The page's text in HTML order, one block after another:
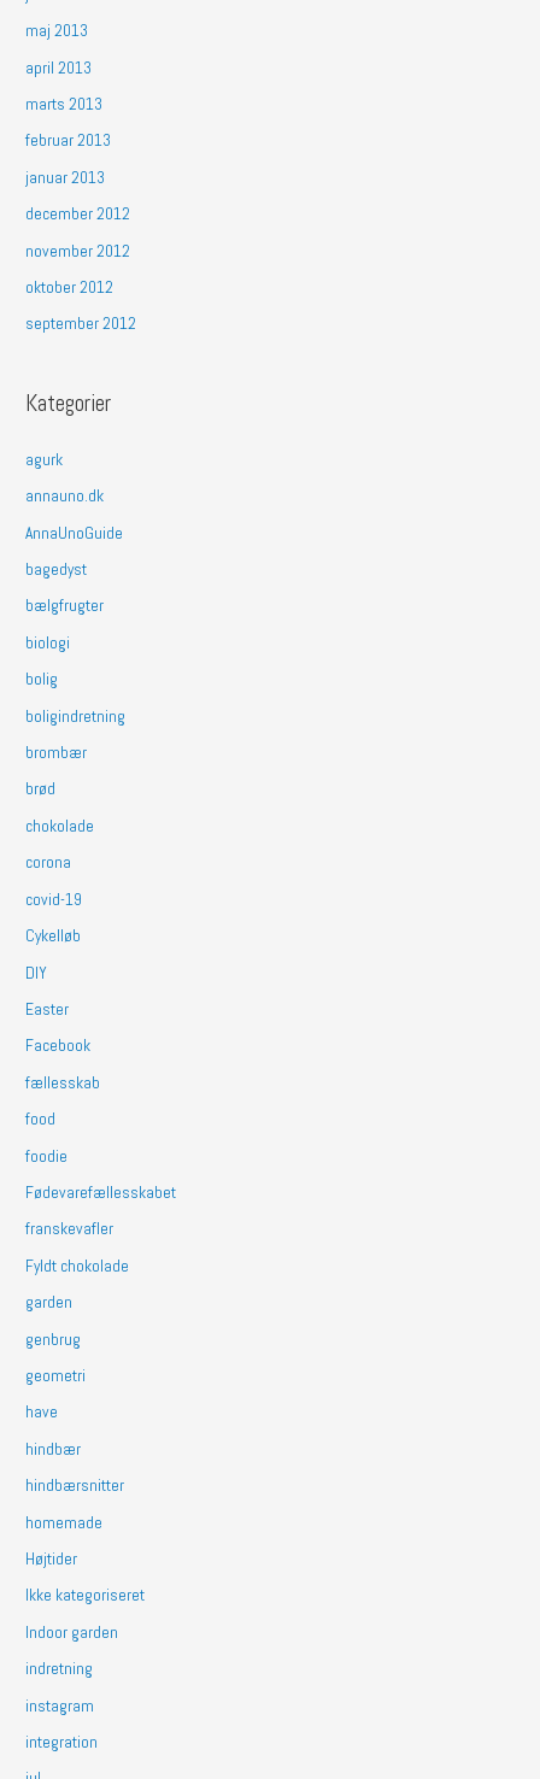
maj 2013
april 2013
marts 2013
februar 2013
januar 2013
december 2012
november 2012
oktober 2012
september 2012
Kategorier
agurk
annauno.dk
AnnaUnoGuide
bagedyst
bælgfrugter
biologi
bolig
boligindretning
brombær
brød
chokolade
corona
covid-19
Cykelløb
DIY
Easter
Facebook
fællesskab
food
foodie
Fødevarefællesskabet
franskevafler
Fyldt chokolade
garden
genbrug
geometri
have
hindbær
hindbærsnitter
homemade
Højtider
Ikke kategoriseret
Indoor garden
indretning
instagram
integration